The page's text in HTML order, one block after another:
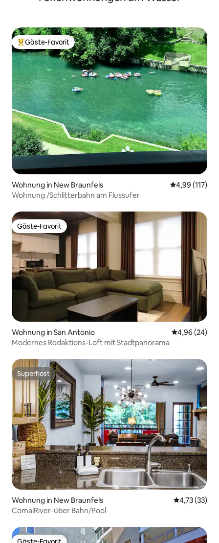
Beliebter Gäste-Favorit.
Gäste-Favorit
Wohnung in New Braunfels
4,99 (117)
Wohnung /Schlitterbahn am Flussufer
Gäste-Favorit
Gäste-Favorit
Wohnung in San Antonio
4,96 (24)
Modernes Redaktions-Loft mit Stadtpanorama
Superhost
Superhost
Wohnung in New Braunfels
4,73 (33)
ComalRiver-über Bahn/Pool